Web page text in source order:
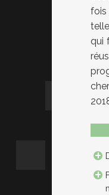
fois
qui